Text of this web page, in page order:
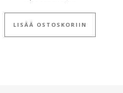
LISÄÄ OSTOSKORIIN